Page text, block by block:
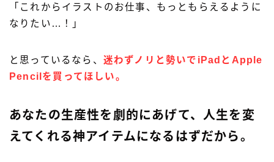
「これからイラストのお仕事、もっともらえるように
なりたい…！」
と思っているなら、 迷わずノリと勢いでiPadとApple
Pencilを買ってほしい。
あなたの生産性を劇的にあげて、人生を変
えてくれる神アイテムになるはずだから。